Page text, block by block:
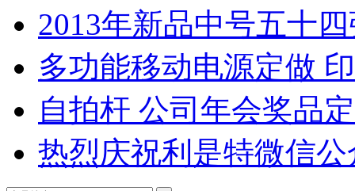
2013年新品中号五十
多功能移动电源定做
自拍杆 公司年会奖品
热烈庆祝利是特微信